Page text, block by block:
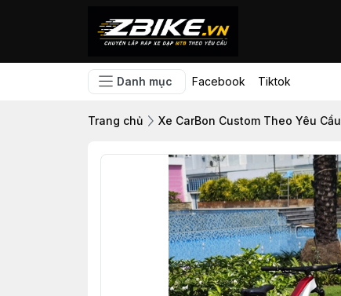
Danh mục Facebook Tiktok
Trang chủ Xe CarBon Custom Theo Yêu Cầu